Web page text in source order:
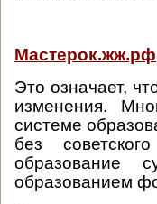
Мастерок.жж.рф
Это означает,
изменения.
системе
без
образование
образованием